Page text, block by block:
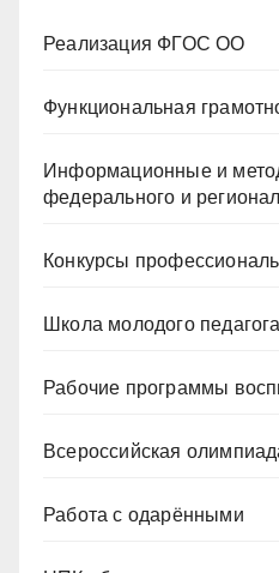
Реализация ФГОС ОО
Функциональная
Информационные и
федерального и
Конкурсы
Школа молодого
Рабочие программы
Всероссийская
Работа с одарёнными